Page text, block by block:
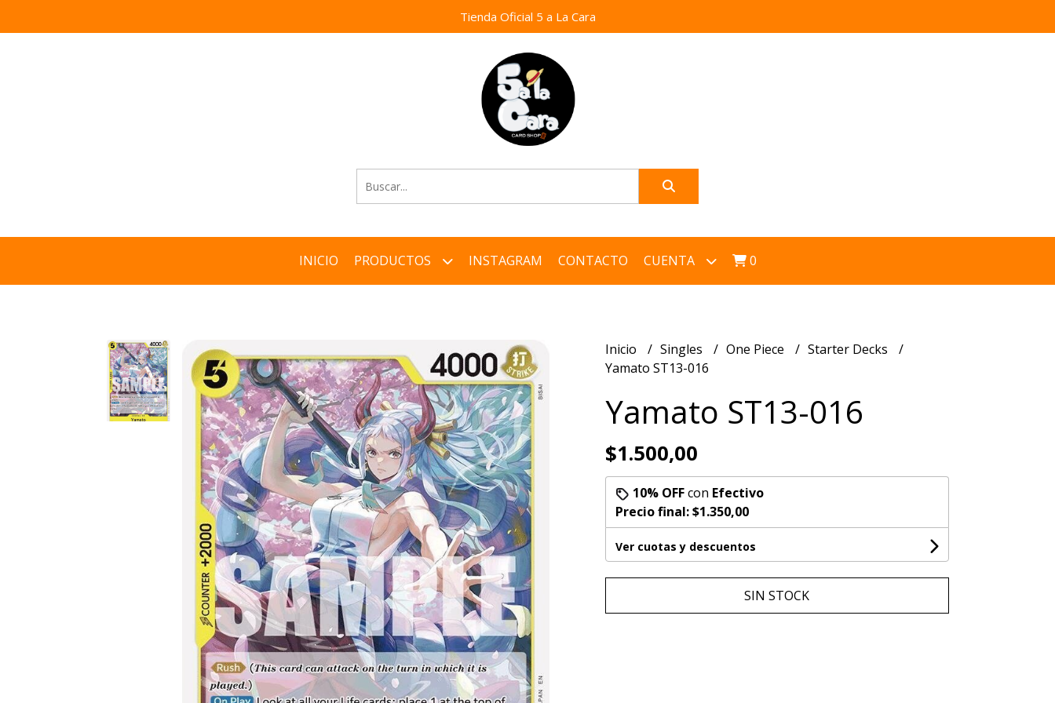
Tienda Oficial 5 a La Cara
INICIO PRODUCTOS INSTAGRAM CONTACTO CUENTA 0
Inicio Singles One Piece
Starter Decks
Yamato ST13-016
Yamato ST13-016
$1.500,00
10% OFFcon Efectivo
Precio final:$1.350,00
Ver cuotas y descuentos
SIN STOCK